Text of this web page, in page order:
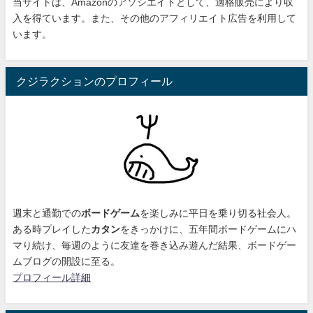
当サイトは、Amazonのアソシエイトとして、適格販売により収
入を得ています。また、その他のアフィリエイト広告を利用して
います。
クジラクションのプロフィール
週末と通勤でのボードゲームを楽しみに平日を乗り切る社会人。
ある時プレイした カタンをきっかけに、 五年間ボードゲームにハ
マり続け 、毎週のように友達を巻き込み遊んだ結果、ボードゲー
ムブログの開設に至る。
プロフィール詳細